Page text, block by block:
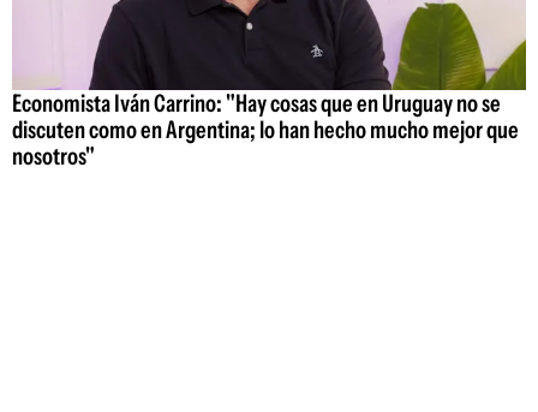
Economista Iván Carrino: "Hay cosas que en Uruguay no se
discuten como en Argentina; lo han hecho mucho mejor que
nosotros"